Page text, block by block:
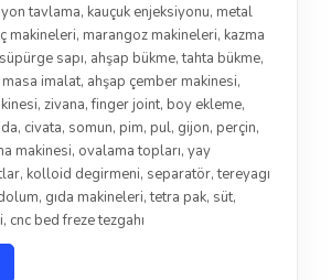
tavlama, kauçuk enjeksiyonu, metal
makineleri, marangoz makineleri, kazma
süpürge sapı, ahşap bükme,tahta bükme,
masa imalat, ahşap çember makinesi,
, zivana,finger joint, boy ekleme,
, civata, somun, pim, pul, gijon, perçin,
makinesi, ovalama topları, yay
, kolloid degirmeni, separatör,tereyagı
, gıda makineleri,tetra pak, süt,
, cnc bed freze tezgahı